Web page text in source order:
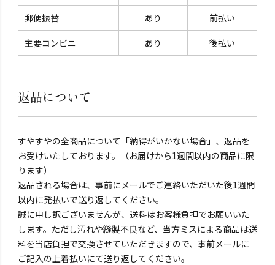
郵便振替 あり 前払い
主要コンビニ あり 後払い
返品について
すやすやの全商品について「納得がいかない場合」、返品を
お受けいたしております。（お届けから1週間以内の商品に限
ります）
返品される場合は、事前にメールでご連絡いただいた後1週間
以内に発払いで送り返してください。
誠に申し訳ございませんが、送料はお客様負担でお願いいた
します。ただし汚れや縫製不良など、当方ミスによる商品は送
料を当店負担で交換させていただきますので、事前メールに
ご記入の上着払いにて送り返してください。